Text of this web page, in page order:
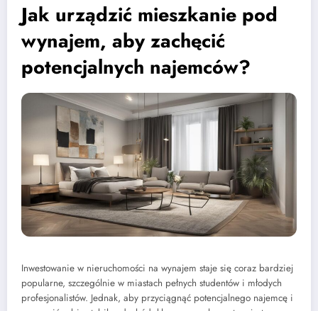
Jak urządzić mieszkanie pod
wynajem, aby zachęcić
potencjalnych najemców?
Inwestowanie w nieruchomości na wynajem staje się coraz bardziej
popularne, szczególnie w miastach pełnych studentów i młodych
profesjonalistów. Jednak, aby przyciągnąć potencjalnego najemcę i